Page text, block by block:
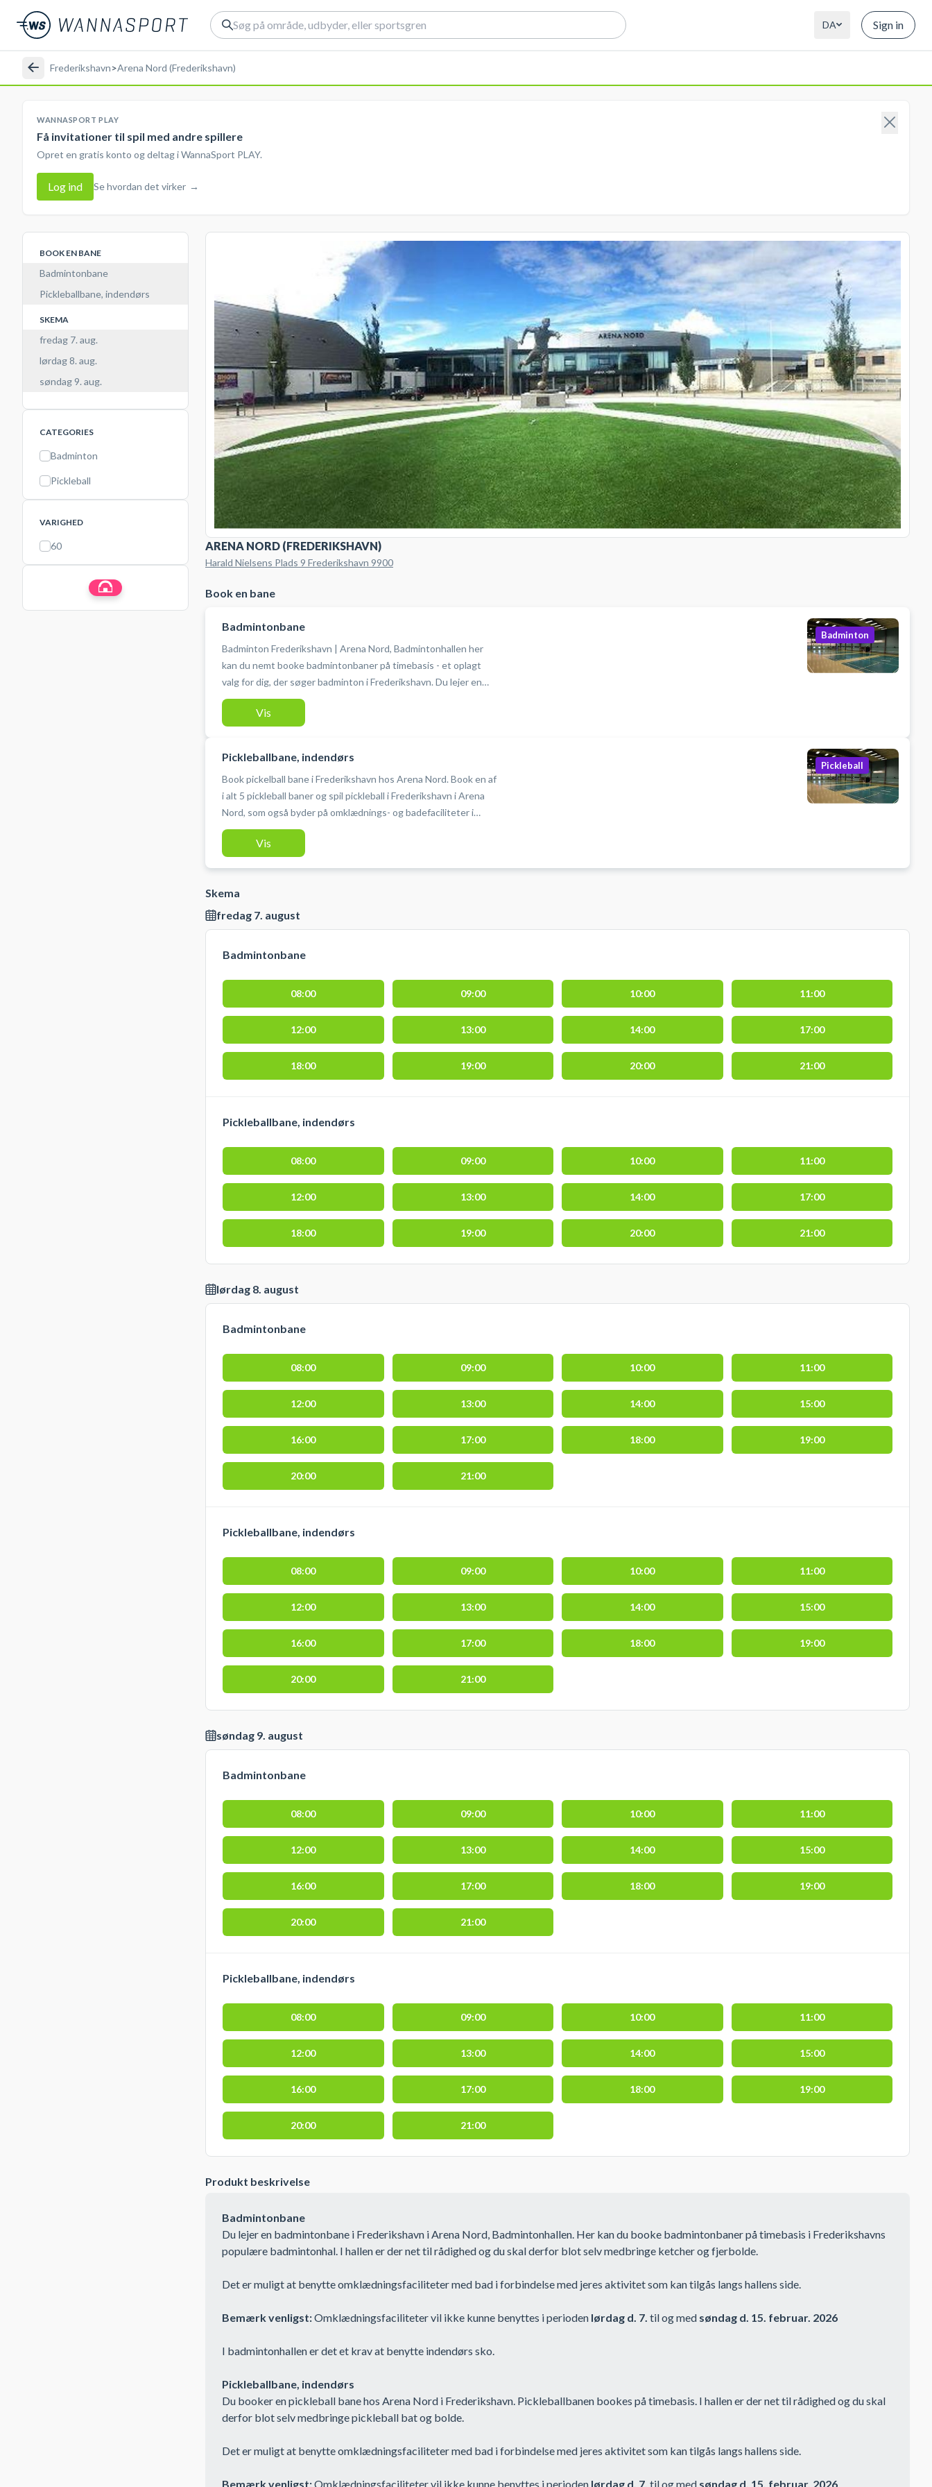
DA Sign in
Frederikshavn>Arena Nord (Frederikshavn)
WANNASPORT PLAY
Få invitationer til spil med andre spillere
Opret en gratis konto og deltag i WannaSport PLAY.
Log ind Se hvordan det virker →
BOOK EN BANE
Badmintonbane
Pickleballbane, indendørs
SKEMA
fredag 7. aug.
lørdag 8. aug.
søndag 9. aug.
CATEGORIES
Badminton
Pickleball
VARIGHED
60 ARENA NORD (FREDERIKSHAVN)
Harald Nielsens Plads 9 Frederikshavn 9900
Book en bane
Badmintonbane
Badminton Frederikshavn | Arena Nord, Badmintonhallen her
kan du nemt booke badmintonbaner på timebasis - et oplagt
valg for dig, der søger badminton i Frederikshavn. Du lejer en
badmintonbane i badmintonhallen i Arena Nord. Hallen er
populær blandt lokale spillere og perfekt placeret i byen så
fjerbolde.
Vis
Badminton
Pickleballbane, indendørs
Book pickelball bane i Frederikshavn hos Arena Nord. Book en af
i alt 5 pickleball baner og spil pickleball i Frederikshavn i Arena
Nord, som også byder på omklædnings- og badefaciliteter i
forbindelse med din pickleball booking. Der net til rådighed i
hallen og du skal derfor blot selv medbringe pickleball bat og
ud mod stadion.
Vis
Pickleball
Skema
fredag 7. august
Badmintonbane
08:00 09:00 10:00 11:00
12:00 13:00 14:00 17:00
18:00 19:00 20:00 21:00
Pickleballbane, indendørs
08:00 09:00 10:00 11:00
12:00 13:00 14:00 17:00
18:00 19:00 20:00 21:00
lørdag 8. august
Badmintonbane
08:00 09:00 10:00 11:00
12:00 13:00 14:00 15:00
16:00 17:00 18:00 19:00
20:00 21:00
Pickleballbane, indendørs
08:00 09:00 10:00 11:00
12:00 13:00 14:00 15:00
16:00 17:00 18:00 19:00
20:00 21:00
søndag 9. august
Badmintonbane
08:00 09:00 10:00 11:00
12:00 13:00 14:00 15:00
16:00 17:00 18:00 19:00
20:00 21:00
Pickleballbane, indendørs
08:00 09:00 10:00 11:00
12:00 13:00 14:00 15:00
16:00 17:00 18:00 19:00
20:00 21:00
Produkt beskrivelse
Badmintonbane
Du lejer en badmintonbane i Frederikshavn i Arena Nord, Badmintonhallen. Her kan du booke badmintonbaner på timebasis i Frederikshavns
populære badmintonhal. I hallen er der net til rådighed og du skal derfor blot selv medbringe ketcher og fjerbolde.
Det er muligt at benytte omklædningsfaciliteter med bad i forbindelse med jeres aktivitet som kan tilgås langs hallens side.
Bemærk venligst:Omklædningsfaciliteter vil ikke kunne benyttes i perioden lørdag d. 7. til og med søndag d. 15. februar. 2026
I badmintonhallen er det et krav at benytte indendørs sko.
Pickleballbane, indendørs
Du booker en pickleball bane hos Arena Nord i Frederikshavn. Pickleballbanen bookes på timebasis. I hallen er der net til rådighed og du skal
derfor blot selv medbringe pickleball bat og bolde.
Det er muligt at benytte omklædningsfaciliteter med bad i forbindelse med jeres aktivitet som kan tilgås langs hallens side.
Bemærk venligst:Omklædningsfaciliteter vil ikke kunne benyttes i perioden lørdag d. 7. til og med søndag d. 15. februar. 2026